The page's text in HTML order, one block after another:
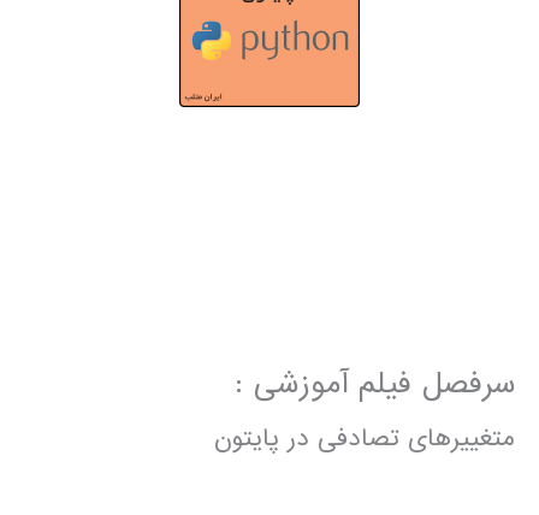
سرفصل فیلم آموزشی :
متغییرهای تصادفی در پایتون